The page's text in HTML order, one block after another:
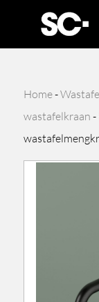
Home-
wastafelkraan -